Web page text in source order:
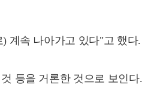
계속 나아가고 있다"고 했다.
등을 거론한 것으로 보인다.